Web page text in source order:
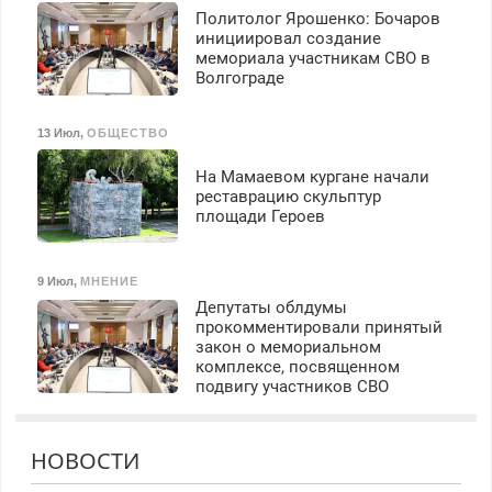
Политолог Ярошенко: Бочаров
инициировал создание
мемориала участникам СВО в
Волгограде
13 Июл, ОБЩЕСТВО
На Мамаевом кургане начали
реставрацию скульптур
площади Героев
9 Июл, МНЕНИЕ
Депутаты облдумы
прокомментировали принятый
закон о мемориальном
комплексе, посвященном
подвигу участников СВО
НОВОСТИ